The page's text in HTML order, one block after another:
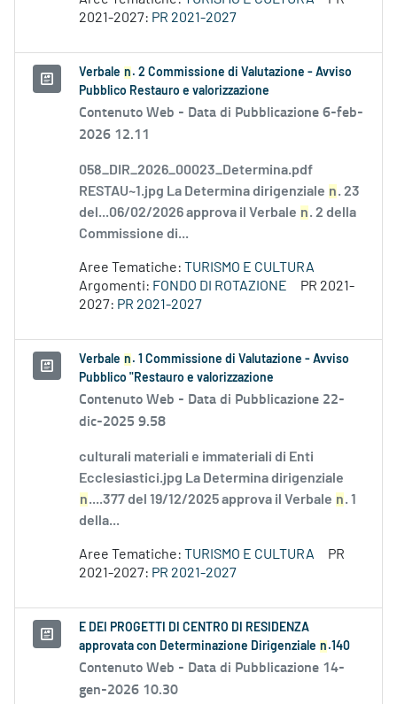
2021-2027: PR 2021-2027
Verbale n . 2 Commissione di Valutazione - Avviso
Pubblico Restauro e valorizzazione
Contenuto Web - Data di Pubblicazione 6-feb-
2026 12.11
058_DIR_2026_00023_Determina.pdf
RESTAU~1.jpg La Determina dirigenziale n. 23
del...06/02/2026 approva il Verbale n. 2 della
Commissione di...
Aree Tematiche: TURISMO E CULTURA
Argomenti: FONDO DI ROTAZIONE
PR 2021-
2027: PR 2021-2027
Verbale n . 1 Commissione di Valutazione - Avviso
Pubblico "Restauro e valorizzazione
Contenuto Web - Data di Pubblicazione 22-
dic-2025 9.58
culturali materiali e immateriali di Enti
Ecclesiastici.jpg La Determina dirigenziale
n....377 del 19/12/2025 approva il Verbale n. 1
della...
Aree Tematiche: TURISMO E CULTURA
PR
2021-2027: PR 2021-2027
E DEI PROGETTI DI CENTRO DI RESIDENZA
approvata con Determinazione Dirigenziale n .140
Contenuto Web - Data di Pubblicazione 14-
gen-2026 10.30